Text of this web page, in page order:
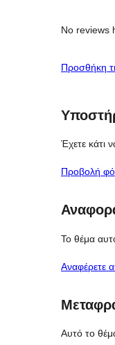
No reviews
Προσθήκη
Έχετε κάτι
Προβολή
Το θέμα
Αναφέρετε
Αυτό το